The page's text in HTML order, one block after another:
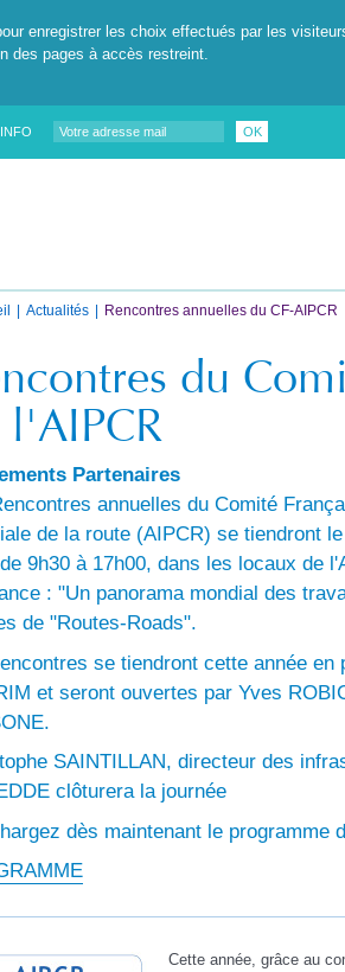
enregistrer les choix effectués par les
des pages à accès restreint.
OK
Actualités Rencontres annuelles du CF-AIPCR
du
l'AIPCR
Partenaires
annuelles du Comité
de la route (AIPCR) se tiendront
9h30 à 17h00, dans les locaux de
: "Un panorama mondial des
de "Routes-Roads".
se tiendront cette année en
et seront ouvertes par Yves
SAINTILLAN, directeur des
clôturera la journée
dès maintenant le programme
Cette année, grâce au